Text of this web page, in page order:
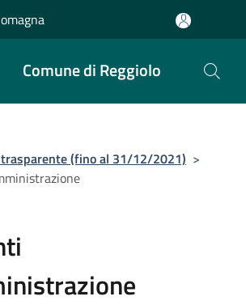
Comune di Reggiolo
(fino al 31/12/2021) >